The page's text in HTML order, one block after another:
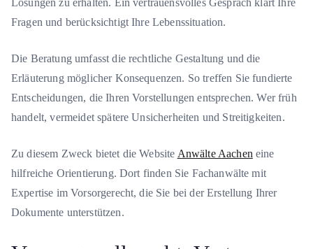
Lösungen zu erhalten. Ein vertrauensvolles Gespräch klärt Ihre
Fragen und berücksichtigt Ihre Lebenssituation.
Die Beratung umfasst die rechtliche Gestaltung und die
Erläuterung möglicher Konsequenzen. So treffen Sie fundierte
Entscheidungen, die Ihren Vorstellungen entsprechen. Wer früh
handelt, vermeidet spätere Unsicherheiten und Streitigkeiten.
Zu diesem Zweck bietet die Website Anwälte Aachen eine
hilfreiche Orientierung. Dort finden Sie Fachanwälte mit
Expertise im Vorsorgerecht, die Sie bei der Erstellung Ihrer
Dokumente unterstützen.